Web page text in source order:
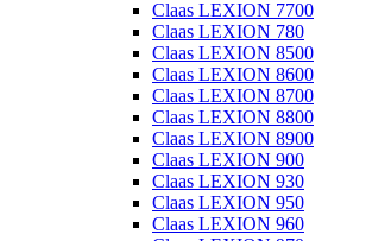
Claas LEXION 7700
Claas LEXION 780
Claas LEXION 8500
Claas LEXION 8600
Claas LEXION 8700
Claas LEXION 8800
Claas LEXION 8900
Claas LEXION 900
Claas LEXION 930
Claas LEXION 950
Claas LEXION 960